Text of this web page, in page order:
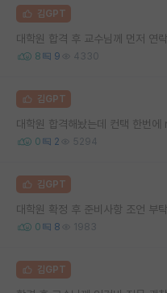
김GPT
대학원 합격 후 교수님께 먼저 연
8 9 4330
김GPT
대학원 합격해놨는데 컨택 한번
0 2 5294
김GPT
대학원 확정 후 준비사항 조언 부탁
0 8 1983
김GPT